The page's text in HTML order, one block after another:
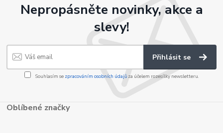
Nepropásněte novinky, akce a
slevy!
Přihlásit se
Souhlasím se zpracováním osobních údajůza účelem rozesílky newsletteru.
Oblíbené značky